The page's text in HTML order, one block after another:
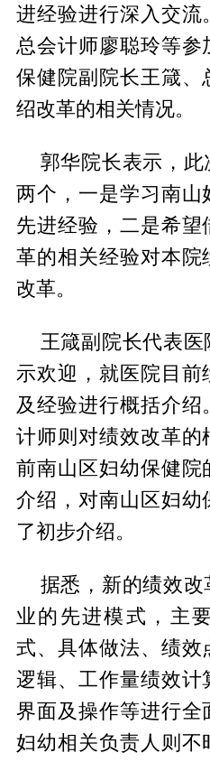
进经验进行深入交流
总会计师廖聪玲等参
保健院副院长王箴、
绍改革的相关情况。
郭华院长表示，
两个，一是学习南山
先进经验，二是希望
革的相关经验对本院
改革。
王箴副院长代表
示欢迎，就医院目前
及经验进行概括介
计师则对绩效改革的
前南山区妇幼保健院
介绍，对南山区妇幼
了初步介绍。
据悉，新的绩效
业的先进模式，主
式、具体做法、绩效
逻辑、工作量绩效计
界面及操作等进行全
妇幼相关负责人则不